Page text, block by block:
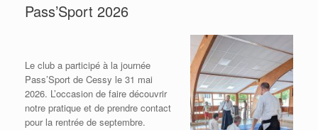
Pass’Sport 2026
Le club a participé à la journée
Pass’Sport de Cessy le 31 mai
2026. L’occasion de faire découvrir
notre pratique et de prendre contact
pour la rentrée de septembre.